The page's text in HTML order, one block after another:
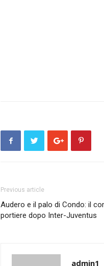
Previous article
Audero e il palo di Condo: il
portiere dopo Inter-Juventus
admin1